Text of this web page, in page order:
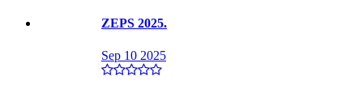
ZEPS 2025.
Sep 10 2025